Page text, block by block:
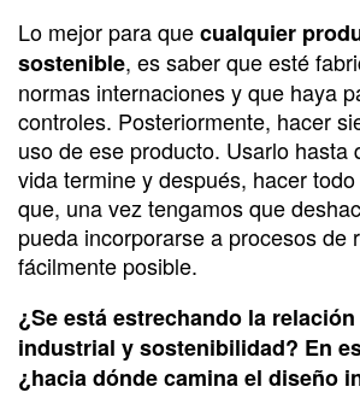
Lo mejor para quecualquier
sostenible, es saber que esté
normas internaciones y que haya
controles. Posteriormente, hacer
uso de ese producto. Usarlo hasta
vida termine y después, hacer
que, una vez tengamos que
pueda incorporarse a procesos de
fácilmente posible.
¿Se está estrechando la
industrial y sostenibilidad? En
¿hacia dónde camina el diseño